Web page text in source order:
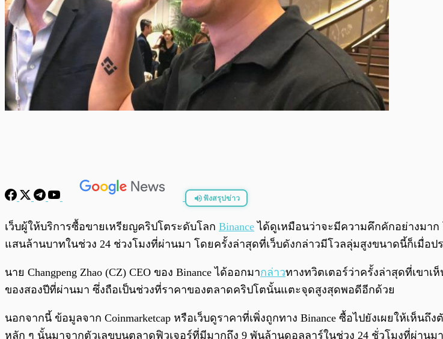
ฟังสรุปข่าว
พร้อมเล่น
เว็บผู้ให้บริการซื้อขายเหรียญคริปโตระดับโลก Binance ได้ดูเหมือนว่าจะมีความคึกคักอย่างมา
แสนล้านบาทในช่วง 24 ช่วงโมงที่ผ่านมา โดยครั้งล่าสุดที่เว็บดังกล่าวมีโวลลุ่มสูงขนาดนี้ก็เมื่อ
นาย Changpeng Zhao (CZ) CEO ของ Binance ได้ออกมากล่าวทางทวิตเตอร์ว่าครั้งล่าสุดที่เขา
ของสองปีที่ผ่านมา ซึ่งถือเป็นช่วงที่ราคาของตลาดคริปโตนั้นแตะจุดสูงสุดพอดีอีกด้วย
นอกจากนี้ ข้อมูลจาก Coinmarketcap หรือเว็บดูราคาที่เพิ่งถูกทาง Binance ซื้อไปยังเผยให้เห็น
หลัก ๆ นั้นมาจากตัวเลขบนตลาดฟิวเจอร์ที่มีมากถึง 9 พันล้านดอลลาร์ในช่วง 24 ชั่วโมงที่ผ่านมา